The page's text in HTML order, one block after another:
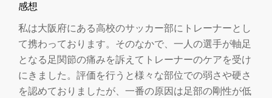
感想
私は大阪府にある高校のサッカー部にトレーナーとし
て携わっております。そのなかで、一人の選手が軸足
となる足関節の痛みを訴えてトレーナーのケアを受け
にきました。評価を行うと様々な部位での弱さや硬さ
を認めておりましたが、一番の原因は足部の剛性が低